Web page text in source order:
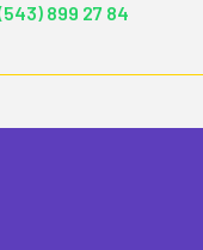
899 27 84